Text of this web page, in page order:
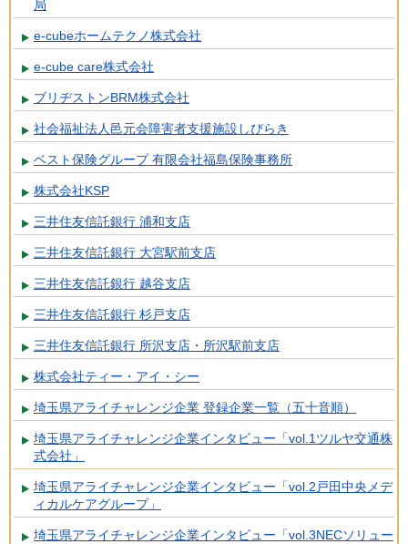
局
e-cubeホームテクノ株式会社
e-cube care株式会社
ブリヂストンBRM株式会社
社会福祉法人邑元会障害者支援施設しびらき
ベスト保険グループ 有限会社福島保険事務所
株式会社KSP
三井住友信託銀行 浦和支店
三井住友信託銀行 大宮駅前支店
三井住友信託銀行 越谷支店
三井住友信託銀行 杉戸支店
三井住友信託銀行 所沢支店・所沢駅前支店
株式会社ティー・アイ・シー
埼玉県アライチャレンジ企業 登録企業一覧（五十音順）
埼玉県アライチャレンジ企業インタビュー「vol.1ツルヤ交通株
式会社」
埼玉県アライチャレンジ企業インタビュー「vol.2戸田中央メデ
ィカルケアグループ」
埼玉県アライチャレンジ企業インタビュー「vol.3NECソリュー